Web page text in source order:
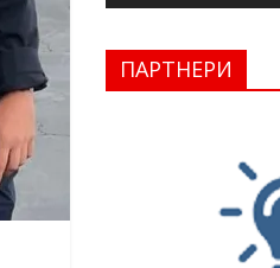
ПАРТНЕРИ